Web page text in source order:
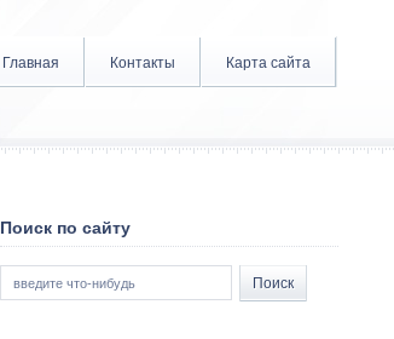
Главная Контакты Карта сайта
Поиск по сайту